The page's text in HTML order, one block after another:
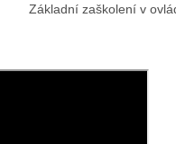
Základní zaškolení v